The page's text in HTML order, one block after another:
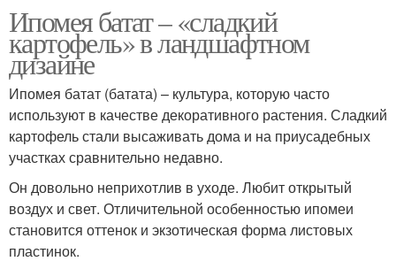
Ипомея батат – «сладкий
картофель» в ландшафтном
дизайне
Ипомея батат (батата) – культура, которую часто
используют в качестве декоративного растения. Сладкий
картофель стали высаживать дома и на приусадебных
участках сравнительно недавно.
Он довольно неприхотлив в уходе. Любит открытый
воздух и свет. Отличительной особенностью ипомеи
становится оттенок и экзотическая форма листовых
пластинок.